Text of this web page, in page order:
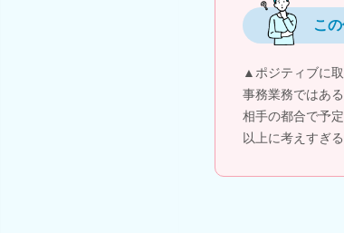
こ
▲ポジティブに
事務業務ではあ
相手の都合で予
以上に考えすぎ